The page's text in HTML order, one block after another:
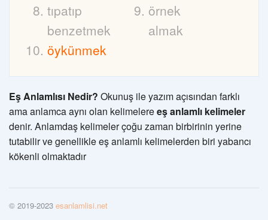
tıpatıp
benzetmek
örnek
almak
öykünmek
Eş Anlamlısı Nedir? Okunuş ile yazım açısından farklı
ama anlamca aynı olan kelimelereeş anlamlı kelimeler
denir. Anlamdaş kelimeler çoğu zaman birbirinin yerine
tutabilir ve genellikle eş anlamlı kelimelerden biri yabancı
kökenli olmaktadır
© 2019-2023 esanlamlisi.net